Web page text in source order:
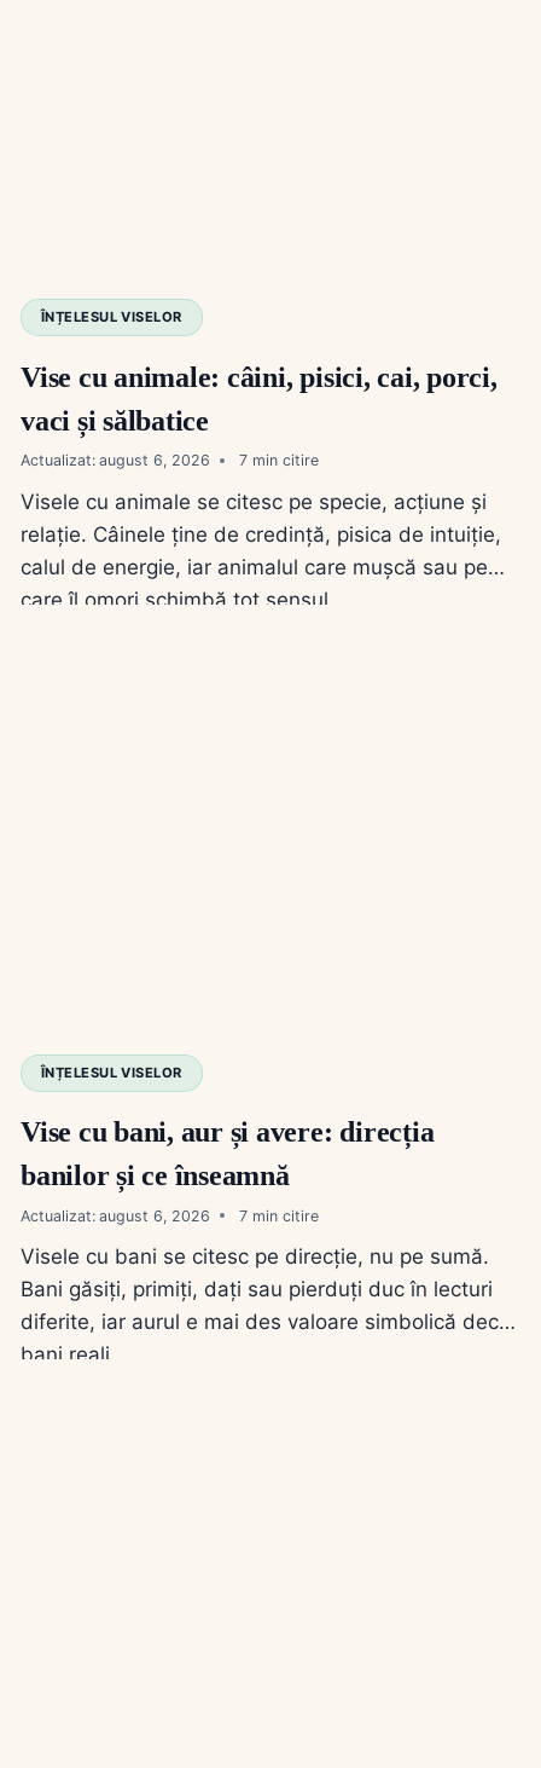
ÎNȚELESUL VISELOR
Vise cu animale: câini, pisici, cai, porci,
vaci și sălbatice
Actualizat: august 6, 2026 7
Visele cu animale se citesc pe specie, acțiune și
relație. Câinele ține de credință, pisica de intuiție,
calul de energie, iar animalul care mușcă sau pe
care îl omori schimbă tot sensul.
ÎNȚELESUL VISELOR
Vise cu bani, aur și avere: direcția
banilor și ce înseamnă
Actualizat: august 6, 2026 7
Visele cu bani se citesc pe direcție, nu pe sumă.
Bani găsiți, primiți, dați sau pierduți duc în lecturi
diferite, iar aurul e mai des valoare simbolică decât
bani reali.